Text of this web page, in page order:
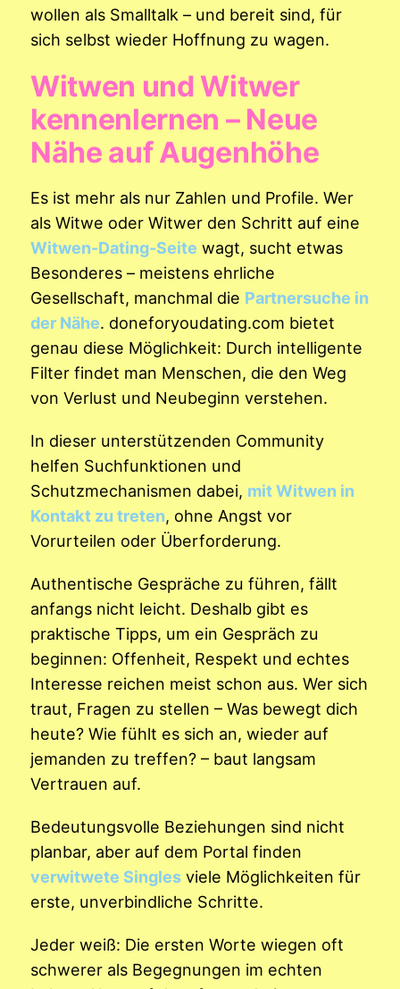
wollen als Smalltalk – und bereit sind, für
sich selbst wieder Hoffnung zu wagen.
Witwen und Witwer
kennenlernen – Neue
Nähe auf Augenhöhe
Es ist mehr als nur Zahlen und Profile. Wer
als Witwe oder Witwer den Schritt auf eine
Witwen-Dating-Seite wagt, sucht etwas
Besonderes – meistens ehrliche
Gesellschaft, manchmal die Partnersuche in
der Nähe. doneforyoudating.com bietet
genau diese Möglichkeit: Durch intelligente
Filter findet man Menschen, die den Weg
von Verlust und Neubeginn verstehen.
In dieser unterstützenden Community
helfen Suchfunktionen und
Schutzmechanismen dabei, mit Witwen in
Kontakt zu treten, ohne Angst vor
Vorurteilen oder Überforderung.
Authentische Gespräche zu führen, fällt
anfangs nicht leicht. Deshalb gibt es
praktische Tipps, um ein Gespräch zu
beginnen: Offenheit, Respekt und echtes
Interesse reichen meist schon aus. Wer sich
traut, Fragen zu stellen – Was bewegt dich
heute? Wie fühlt es sich an, wieder auf
jemanden zu treffen? – baut langsam
Vertrauen auf.
Bedeutungsvolle Beziehungen sind nicht
planbar, aber auf dem Portal finden
verwitwete Singles viele Möglichkeiten für
erste, unverbindliche Schritte.
Jeder weiß: Die ersten Worte wiegen oft
schwerer als Begegnungen im echten